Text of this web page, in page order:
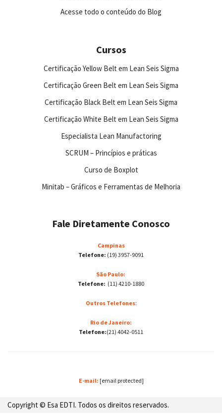
Acesse todo o conteúdo do Blog
Cursos
Certificação Yellow Belt em Lean Seis Sigma
Certificação Green Belt em Lean Seis Sigma
Certificação Black Belt em Lean Seis Sigma
Certificação White Belt em Lean Seis Sigma
Especialista Lean Manufactoring
SCRUM – Princípios e práticas
Curso de Boxplot
Minitab – Gráficos e Ferramentas de Melhoria
Fale Diretamente Conosco
Campinas
Telefone: (19) 3957-9091
São Paulo:
Telefone: (11) 4210-1880
Outros Telefones:
Rio de Janeiro:
Telefone:(21) 4042-0511
E-mail: [email protected]
Copyright © Esa EDTI. Todos os direitos reservados.